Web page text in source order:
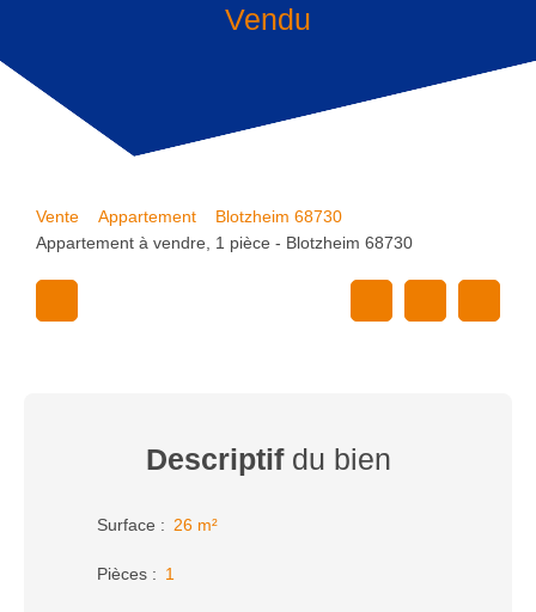
Vendu
Vente Appartement
Blotzheim 68730
Appartement à vendre, 1 pièce - Blotzheim 68730
Descriptifdu bien
Surface : 26 m²
Pièces : 1